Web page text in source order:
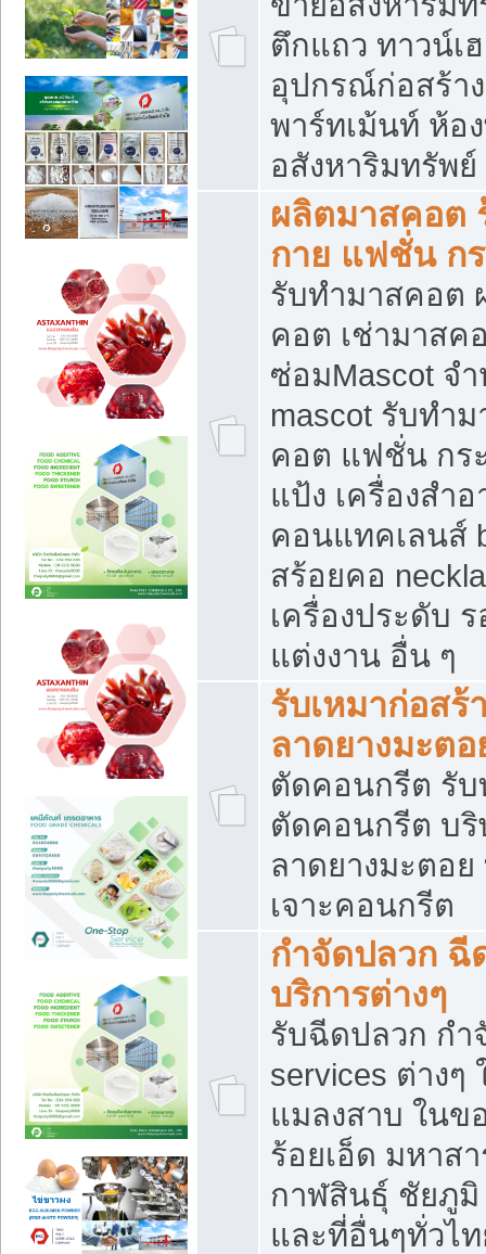
ตึกแถว ทาวน์เ
อุปกรณ์ก่อสร้า
พาร์ทเม้นท์ ห้อ
อสังหาริมทรัพ
ผลิตมาสคอต
กาย แฟชั่น กร
รับทำมาสคอต
คอต เช่ามาสค
ซ่อมMascot จ
mascot รับทำ
คอต แฟชั่น กระ
แป้ง เครื่องสำ
คอนแทคเลนส์
สร้อยคอ
เครื่องประดับ ร
แต่งงาน อื่น ๆ
รับเหมาก่อส
ลาดยางมะต
ตัดคอนกรีต รับ
ตัดคอนกรีต บริ
ลาดยางมะตอ
เจาะคอนกรีต
กำจัดปลวก ฉี
บริการต่างๆ
รับฉีดปลวก กำ
services ต่าง
แมลงสาบ ใน
ร้อยเอ็ด มหาส
กาฬสินธุ์ ชัยภู
และที่อื่นๆทั่วไ